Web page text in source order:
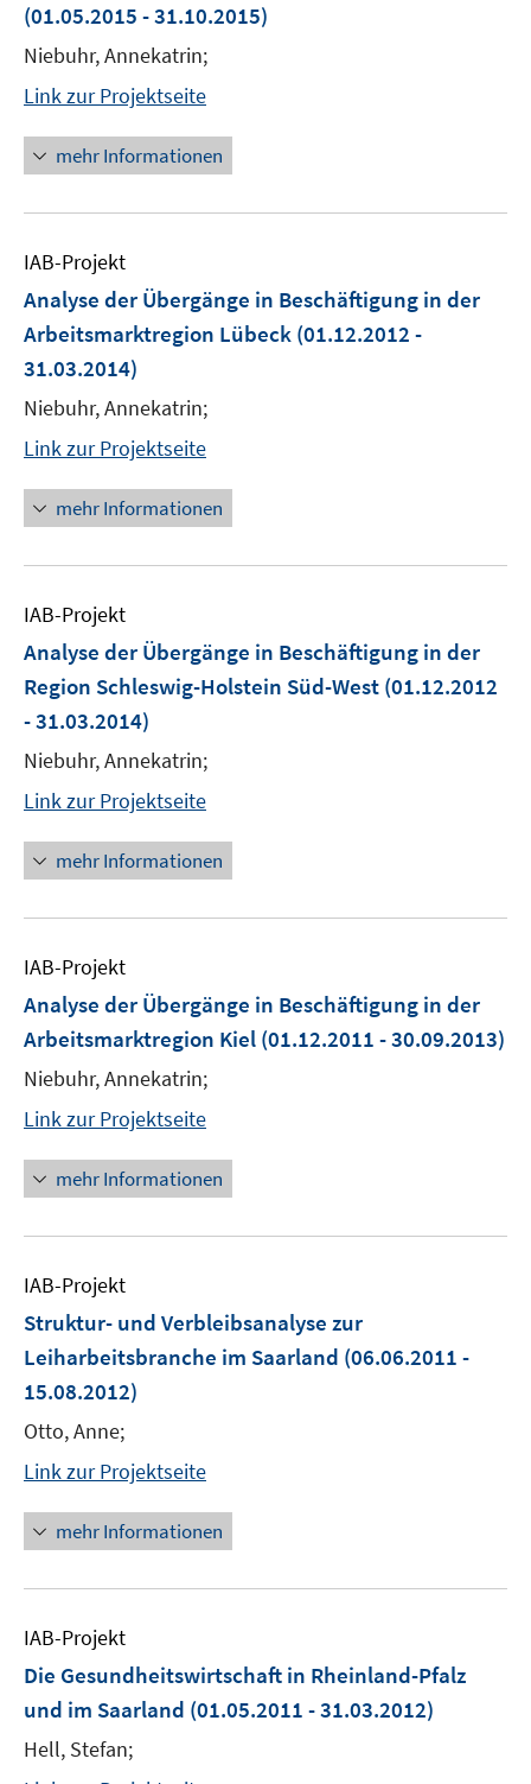
(01.05.2015 - 31.10.2015)
Niebuhr, Annekatrin;
Link zur Projektseite
mehr Informationen
IAB-Projekt
Analyse der Übergänge in Beschäftigung in der
Arbeitsmarktregion Lübeck (01.12.2012 -
31.03.2014)
Niebuhr, Annekatrin;
Link zur Projektseite
mehr Informationen
IAB-Projekt
Analyse der Übergänge in Beschäftigung in der
Region Schleswig-Holstein Süd-West (01.12.2012
- 31.03.2014)
Niebuhr, Annekatrin;
Link zur Projektseite
mehr Informationen
IAB-Projekt
Analyse der Übergänge in Beschäftigung in der
Arbeitsmarktregion Kiel (01.12.2011 - 30.09.2013)
Niebuhr, Annekatrin;
Link zur Projektseite
mehr Informationen
IAB-Projekt
Struktur- und Verbleibsanalyse zur
Leiharbeitsbranche im Saarland (06.06.2011 -
15.08.2012)
Otto, Anne;
Link zur Projektseite
mehr Informationen
IAB-Projekt
Die Gesundheitswirtschaft in Rheinland-Pfalz
und im Saarland (01.05.2011 - 31.03.2012)
Hell, Stefan;